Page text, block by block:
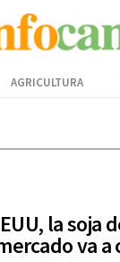
AGRICULTURA
la soja
va a